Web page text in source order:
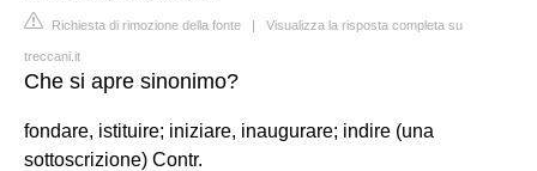
Richiesta di rimozione della fonte | Visualizza la risposta completa su
treccani.it
Che si apre sinonimo?
fondare, istituire; iniziare, inaugurare; indire (una
sottoscrizione) Contr.